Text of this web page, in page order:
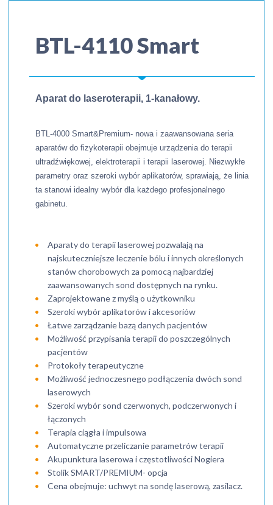
BTL-4110 Smart
Aparat do laseroterapii, 1-kanałowy.
BTL-4000 Smart&Premium- nowa i zaawansowana seria
aparatów do fizykoterapii obejmuje urządzenia do terapii
ultradźwiękowej, elektroterapii i terapii laserowej. Niezwykłe
parametry oraz szeroki wybór aplikatorów, sprawiają, że linia
ta stanowi idealny wybór dla każdego profesjonalnego
gabinetu.
Aparaty do terapii laserowej pozwalają na
najskuteczniejsze leczenie bólu i innych określonych
stanów chorobowych za pomocą najbardziej
zaawansowanych sond dostępnych na rynku.
Zaprojektowane z myślą o użytkowniku
Szeroki wybór aplikatorów i akcesoriów
Łatwe zarządzanie bazą danych pacjentów
Możliwość przypisania terapii do poszczególnych
pacjentów
Protokoły terapeutyczne
Możliwość jednoczesnego podłączenia dwóch sond
laserowych
Szeroki wybór sond czerwonych, podczerwonych i
łączonych
Terapia ciągła i impulsowa
Automatyczne przeliczanie parametrów terapii
Akupunktura laserowa i częstotliwości Nogiera
Stolik SMART/PREMIUM- opcja
Cena obejmuje: uchwyt na sondę laserową, zasilacz.